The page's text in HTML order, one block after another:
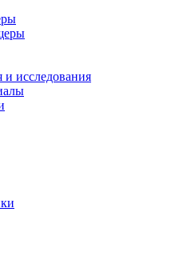
исследования